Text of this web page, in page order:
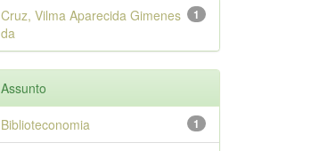
1
Cruz, Vilma Aparecida Gimenes
da
Assunto
1
Biblioteconomia